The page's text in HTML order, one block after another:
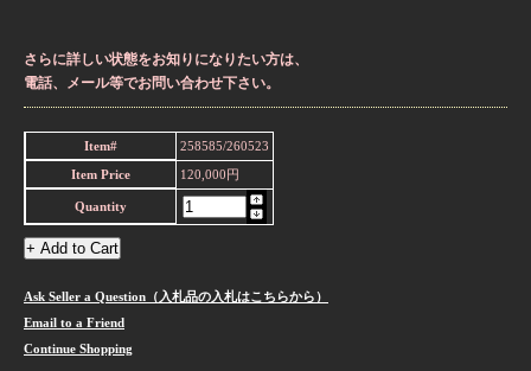
さらに詳しい状態をお知りになりたい方は、
電話、メール等でお問い合わせ下さい。
Item#
258585/260523
Item Price
120,000円
Quantity
Ask Seller a Question（入札品の入札はこちらから）
Email to a Friend
Continue Shopping